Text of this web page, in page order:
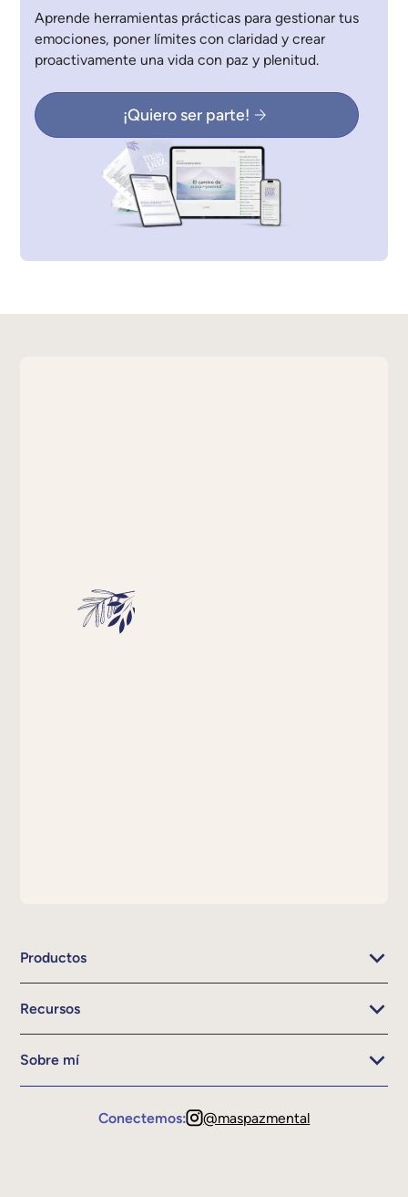
Aprende herramientas prácticas para gestionar tus
emociones, poner límites con claridad y crear
proactivamente una vida con paz y plenitud.
¡Quiero ser parte!
Productos
Recursos
Sobre mí
Conectemos: @maspazmental